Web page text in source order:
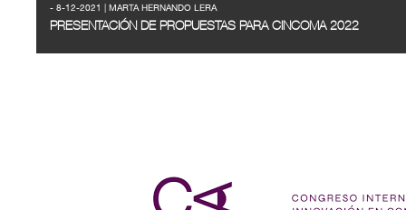
- 8-12-2021 | MARTA HERNANDO LERA
PRESENTACIÓN DE PROPUESTAS PARA CINCOMA 2022